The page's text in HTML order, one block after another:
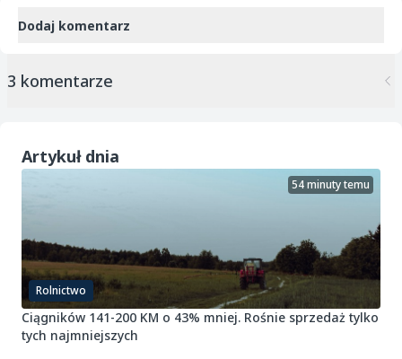
Dodaj komentarz
3 komentarze
Artykuł dnia
Rolnictwo
54 minuty temu
Ciągników 141-200 KM o 43% mniej. Rośnie sprzedaż tylko
tych najmniejszych